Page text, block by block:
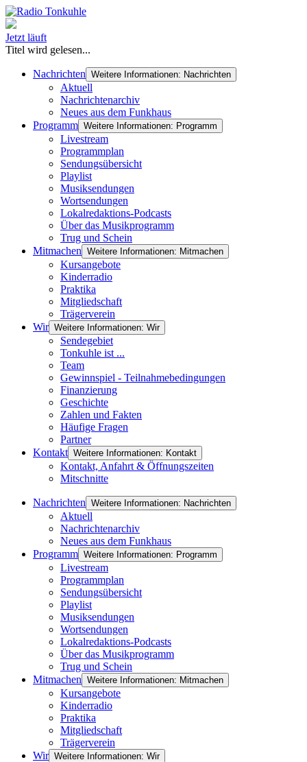
Jetzt läuft
Titel wird gelesen...
Nachrichten Weitere Informationen: Nachrichten
Aktuell
Nachrichtenarchiv
Neues aus dem Funkhaus
Programm Weitere Informationen: Programm
Livestream
Programmplan
Sendungsübersicht
Playlist
Musiksendungen
Wortsendungen
Lokalredaktions-Podcasts
Über das Musikprogramm
Trug und Schein
Mitmachen Weitere Informationen: Mitmachen
Kursangebote
Kinderradio
Praktika
Mitgliedschaft
Trägerverein
Wir Weitere Informationen: Wir
Sendegebiet
Tonkuhle ist ...
Team
Gewinnspiel - Teilnahmebedingungen
Finanzierung
Geschichte
Zahlen und Fakten
Häufige Fragen
Partner
Kontakt Weitere Informationen: Kontakt
Kontakt, Anfahrt & Öffnungszeiten
Mitschnitte
Nachrichten Weitere Informationen: Nachrichten
Aktuell
Nachrichtenarchiv
Neues aus dem Funkhaus
Programm Weitere Informationen: Programm
Livestream
Programmplan
Sendungsübersicht
Playlist
Musiksendungen
Wortsendungen
Lokalredaktions-Podcasts
Über das Musikprogramm
Trug und Schein
Mitmachen Weitere Informationen: Mitmachen
Kursangebote
Kinderradio
Praktika
Mitgliedschaft
Trägerverein
Wir Weitere Informationen: Wir